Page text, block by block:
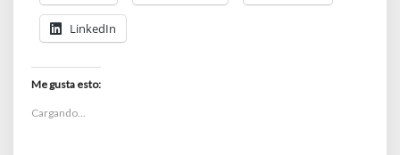
LinkedIn
Me gusta esto:
Cargando...